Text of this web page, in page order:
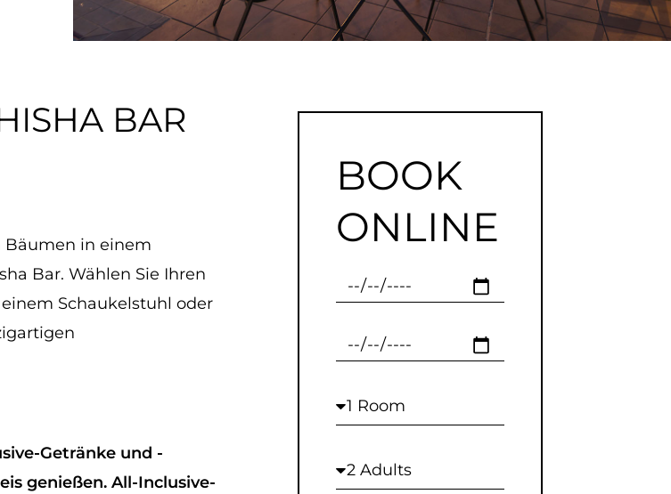
BAR
Bäumen in einem
Bar. Wählen Sie Ihren
Schaukelstuhl oder
Getränke und -
genießen. All-Inclusive-
BOOK
ONLINE
Checkin
Checkout
Rooms
Adults